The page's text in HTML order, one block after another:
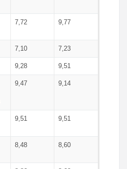
7,72 9,77
7,10 7,23
9,28 9,51
9,47 9,14
9,51 9,51
8,48 8,60